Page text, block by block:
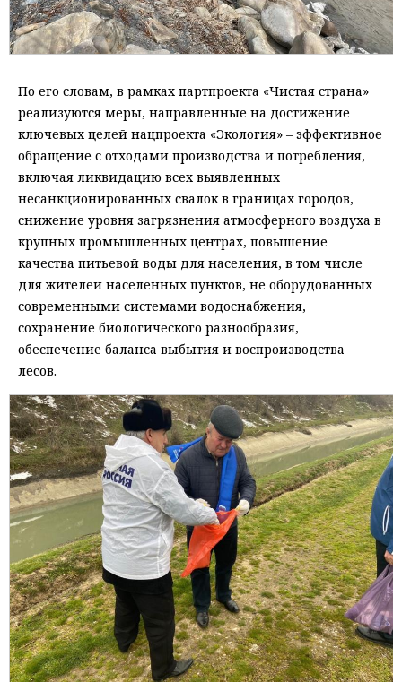
По его словам, в рамках партпроекта «Чистая страна»
реализуются меры, направленные на достижение
ключевых целей нацпроекта «Экология» – эффективное
обращение с отходами производства и потребления,
включая ликвидацию всех выявленных
несанкционированных свалок в границах городов,
снижение уровня загрязнения атмосферного воздуха в
крупных промышленных центрах, повышение
качества питьевой воды для населения, в том числе
для жителей населенных пунктов, не оборудованных
современными системами водоснабжения,
сохранение биологического разнообразия,
обеспечение баланса выбытия и воспроизводства
лесов.